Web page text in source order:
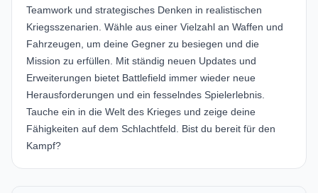
Teamwork und strategisches Denken in realistischen
Kriegsszenarien. Wähle aus einer Vielzahl an Waffen und
Fahrzeugen, um deine Gegner zu besiegen und die
Mission zu erfüllen. Mit ständig neuen Updates und
Erweiterungen bietet Battlefield immer wieder neue
Herausforderungen und ein fesselndes Spielerlebnis.
Tauche ein in die Welt des Krieges und zeige deine
Fähigkeiten auf dem Schlachtfeld. Bist du bereit für den
Kampf?